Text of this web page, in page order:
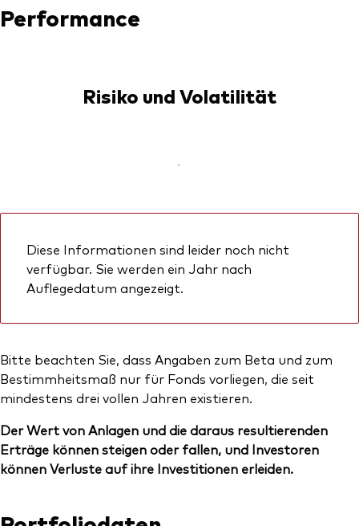
Performance
Risiko und Volatilität
-
Diese Informationen sind leider noch nicht
verfügbar. Sie werden ein Jahr nach
Auflegedatum angezeigt.
Bitte beachten Sie, dass Angaben zum Beta und zum
Bestimmheitsmaß nur für Fonds vorliegen, die seit
mindestens drei vollen Jahren existieren.
Der Wert von Anlagen und die daraus resultierenden
Erträge können steigen oder fallen, und Investoren
können Verluste auf ihre Investitionen erleiden.